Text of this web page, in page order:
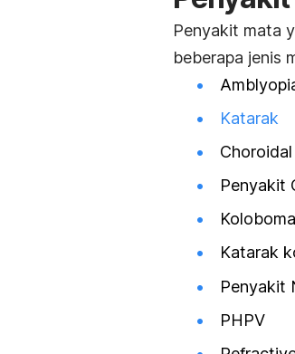
Penyakit mata
beberapa jenis
Katarak
Choroidal
Penyakit
Koloboma
Katarak
Penyakit
PHPV